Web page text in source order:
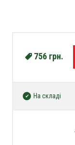
756 грн.
На складі